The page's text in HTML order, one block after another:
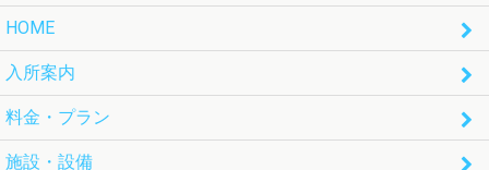
HOME
入所案内
料金・プラン
施設・設備